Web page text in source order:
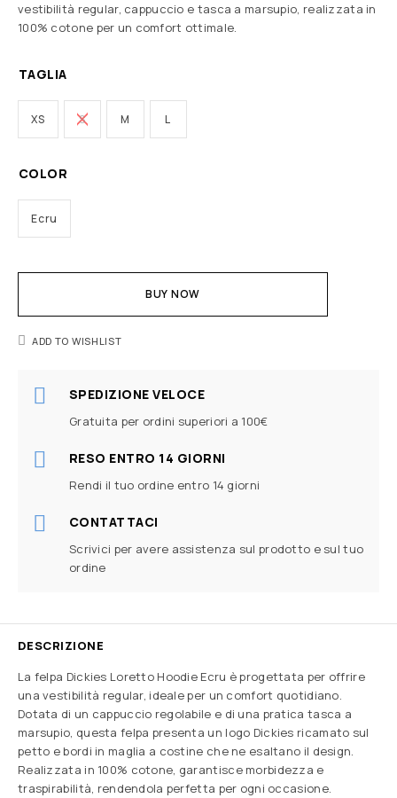
vestibilità regular, cappuccio e tasca a marsupio, realizzata in
100% cotone per un comfort ottimale.
TAGLIA
XS S M L
COLOR
Ecru
BUY NOW
ADD TO WISHLIST
SPEDIZIONE VELOCE
Gratuita per ordini superiori a 100€
RESO ENTRO 14 GIORNI
Rendi il tuo ordine entro 14 giorni
CONTATTACI
Scrivici per avere assistenza sul prodotto e sul tuo
ordine
DESCRIZIONE
La felpa Dickies Loretto Hoodie Ecru è progettata per offrire
una vestibilità regular, ideale per un comfort quotidiano.
Dotata di un cappuccio regolabile e di una pratica tasca a
marsupio, questa felpa presenta un logo Dickies ricamato sul
petto e bordi in maglia a costine che ne esaltano il design.
Realizzata in 100% cotone, garantisce morbidezza e
traspirabilità, rendendola perfetta per ogni occasione.